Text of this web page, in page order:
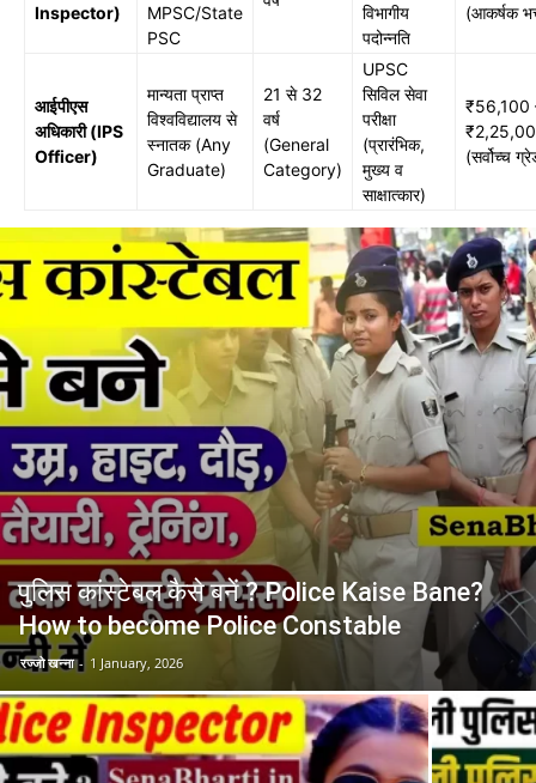
Inspector)
MPSC/State
PSC
विभागीय
पदोन्नति
(आकर्षक
आईपीएस
अधिकारी (IPS
Officer)
मान्यता प्राप्त
विश्वविद्यालय से
स्नातक (Any
Graduate)
21 से 32
वर्ष
(General
Category)
UPSC
सिविल सेवा
परीक्षा
(प्रारंभिक,
मुख्य व
साक्षात्कार)
₹56,100
(सर्वोच्च
पुलिस कांस्टेबल कैसे बनें ? Police Kaise Bane?
How to become Police Constable
रज्जो खन्ना - 1 January, 2026